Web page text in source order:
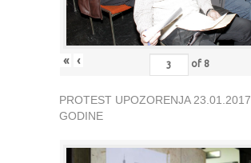
« ‹ of 8
PROTEST UPOZORENJA 23.01.2017.
GODINE